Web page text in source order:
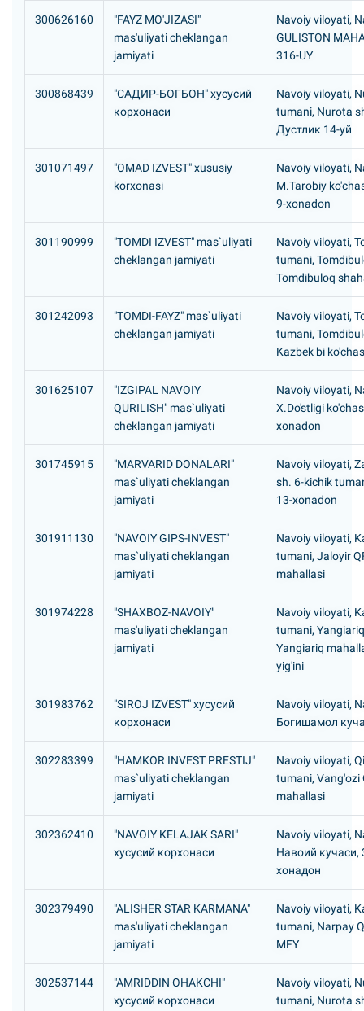
300626160
"FAYZ MO'JIZASI"
mas'uliyati cheklangan
jamiyati
Navoiy viloyati,
GULISTON
316-UY
300868439
"САДИР-БОГБОH" хусусий
корхонаси
Navoiy viloyati,
tumani, Nurota
Дустлик 14-уй
301071497
"OMAD IZVEST" xususiy
korxonasi
Navoiy viloyati,
M.Tarobiy
9-xonadon
301190999
"TOMDI IZVEST" mas`uliyati
cheklangan jamiyati
Navoiy viloyati,
tumani,
Tomdibuloq
301242093
"TOMDI-FAYZ" mas`uliyati
cheklangan jamiyati
Navoiy viloyati,
tumani,
Kazbek bi
301625107
"IZGIPAL NAVOIY
QURILISH" mas`uliyati
cheklangan jamiyati
Navoiy viloyati,
X.Do'stligi
xonadon
301745915
"MARVARID DONALARI"
mas`uliyati cheklangan
jamiyati
Navoiy viloyati,
sh. 6-kichik
13-xonadon
301911130
"NAVOIY GIPS-INVEST"
mas`uliyati cheklangan
jamiyati
Navoiy viloyati,
tumani, Jaloyir
mahallasi
301974228
"SHAXBOZ-NAVOIY"
mas'uliyati cheklangan
jamiyati
Navoiy viloyati,
tumani,
Yangiariq
yig'ini
301983762
"SIROJ IZVEST" хусусий
корхонаси
Navoiy viloyati,
Богишамол
302283399
"HAMKOR INVEST PRESTIJ"
mas`uliyati cheklangan
jamiyati
Navoiy viloyati,
tumani, Vang'ozi
mahallasi
302362410
"NAVOIY KELAJAK SARI"
хусусий корхонаси
Navoiy viloyati,
Hавоий кучаси,
хонадон
302379490
"ALISHER STAR KARMANA"
mas'uliyati cheklangan
jamiyati
Navoiy viloyati,
tumani, Narpay
MFY
302537144
"AMRIDDIN OHAKCHI"
хусусий корхонаси
Navoiy viloyati,
tumani, Nurota